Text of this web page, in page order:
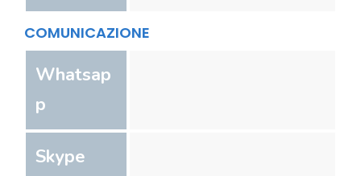
COMUNICAZIONE
Whatsap
p
Skype